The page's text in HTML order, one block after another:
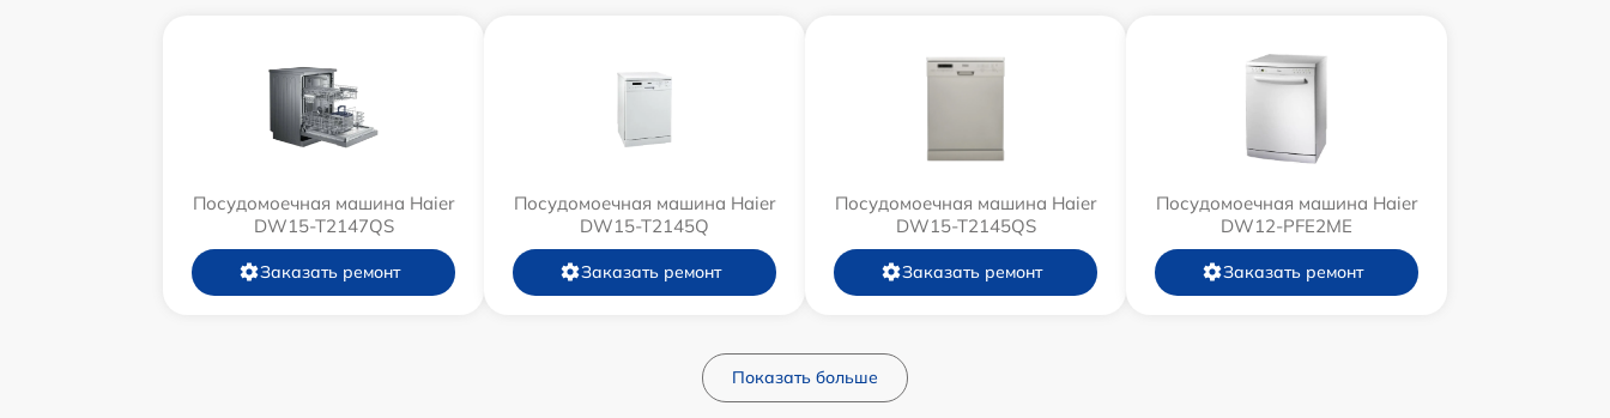
Посудомоечная машина Haier
DW15-T2147QS
Заказать ремонт
Посудомоечная машина Haier
DW15-T2145Q
Заказать ремонт
Посудомоечная машина Haier
DW15-T2145QS
Заказать ремонт
Посудомоечная машина Haier
DW12-PFE2ME
Заказать ремонт
Показать больше